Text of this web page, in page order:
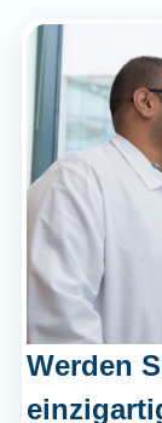
Werden